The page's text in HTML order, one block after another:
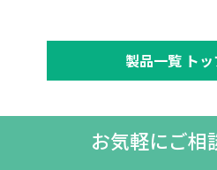
製品一覧 ト
お気軽にご相